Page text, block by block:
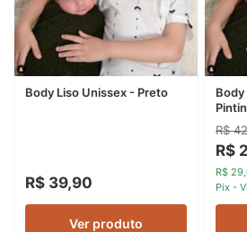
Body Liso Unissex - Preto
R$ 39,90
Ver produto
R$
R$
R$
Pix -